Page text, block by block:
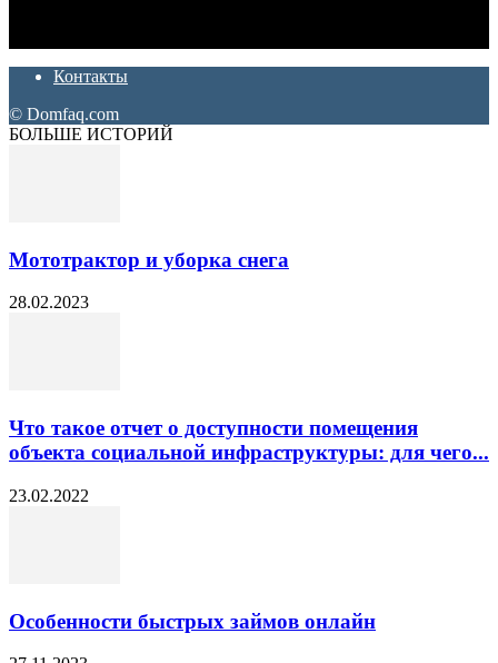
Контакты
© Domfaq.com
БОЛЬШЕ ИСТОРИЙ
Мототрактор и уборка снега
28.02.2023
Что такое отчет о доступности помещения
объекта социальной инфраструктуры: для чего...
23.02.2022
Особенности быстрых займов онлайн